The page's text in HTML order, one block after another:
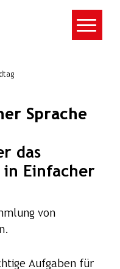
Sprache
das
in Einfacher
von
Aufgaben für